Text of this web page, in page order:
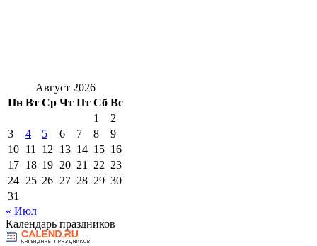
Август 2026
Пн Вт Ср Чт Пт Сб Вс
1
2
3
4 5 6 7 8
9
10 11 12 13 14 15 16
17 18 19 20 21 22 23
24 25 26 27 28 29 30
31
« Июл
Календарь праздников